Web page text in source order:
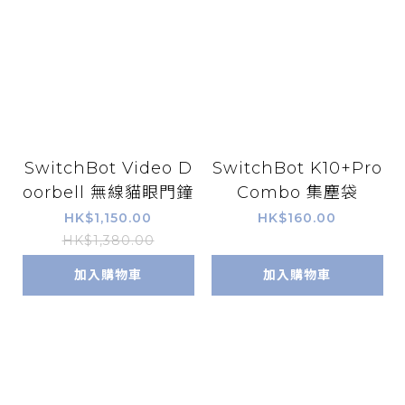
SwitchBot Video D
oorbell 無線貓眼門鐘
HK$1,150.00
HK$1,380.00
加入購物車
SwitchBot K10+Pro
Combo 集塵袋
HK$160.00
加入購物車